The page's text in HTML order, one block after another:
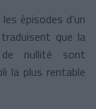
épisodes d’un
que la
nullité sont
la plus rentable